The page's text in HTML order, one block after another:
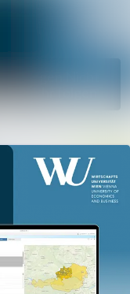
Folgen Nicht
mehr folgen